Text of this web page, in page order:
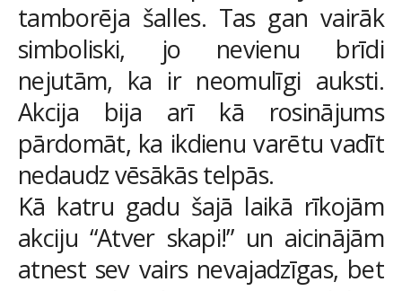
tamborēja šalles. Tas gan vairāk
simboliski, jo nevienu brīdi
nejutām, ka ir neomulīgi auksti.
Akcija bija arī kā rosinājums
pārdomāt, ka ikdienu varētu vadīt
nedaudz vēsākās telpās.
Kā katru gadu šajā laikā rīkojām
akciju “Atver skapi!” un aicinājām
atnest sev vairs nevajadzīgas, bet